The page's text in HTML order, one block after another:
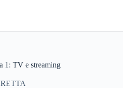
1: TV e streaming